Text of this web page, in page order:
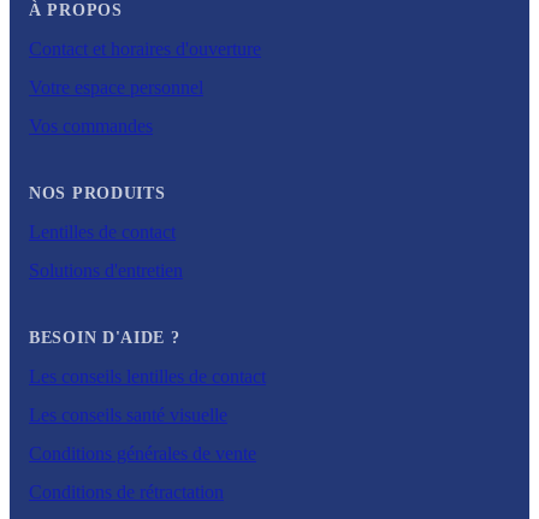
À PROPOS
Contact et horaires d'ouverture
Votre espace personnel
Vos commandes
NOS PRODUITS
Lentilles de contact
Solutions d'entretien
BESOIN D'AIDE ?
Les conseils lentilles de contact
Les conseils santé visuelle
Conditions générales de vente
Conditions de rétractation